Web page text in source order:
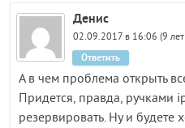
Денис
02.09.2017 в 16:06 (9 лет
А в чем проблема открыть
Придется, правда, ручками
резервировать. Ну и будете
Ответить